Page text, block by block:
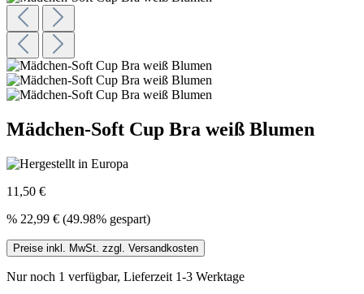
Mädchen-Soft Cup Bra weiß Blumen
11,50 €
% 22,99 € (49.98% gespart)
Preise inkl. MwSt. zzgl. Versandkosten
Nur noch 1 verfügbar, Lieferzeit 1-3 Werktage